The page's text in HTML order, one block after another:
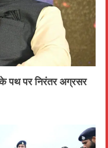
पथ पर निरंतर अग्रसर